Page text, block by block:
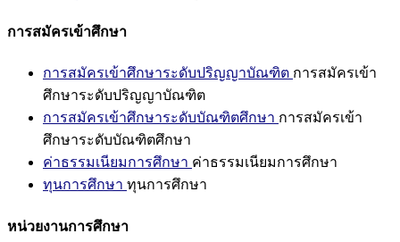
การสมัครเข้าศึกษา
การสมัครเข้าศึกษาระดับปริญญาบัณฑิต การสมัครเข้า
ศึกษาระดับปริญญาบัณฑิต
การสมัครเข้าศึกษาระดับบัณฑิตศึกษา การสมัครเข้า
ศึกษาระดับบัณฑิตศึกษา
ค่าธรรมเนียมการศึกษา ค่าธรรมเนียมการศึกษา
ทุนการศึกษา ทุนการศึกษา
หน่วยงานการศึกษา